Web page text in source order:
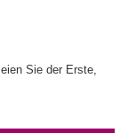
Sie der Erste,